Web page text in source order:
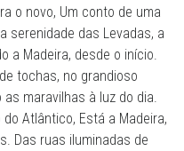
o novo, Um conto de uma
serenidade das Levadas, a
a Madeira, desde o início.
tochas, no grandioso
maravilhas à luz do dia.
Atlântico, Está a Madeira,
Das ruas iluminadas de